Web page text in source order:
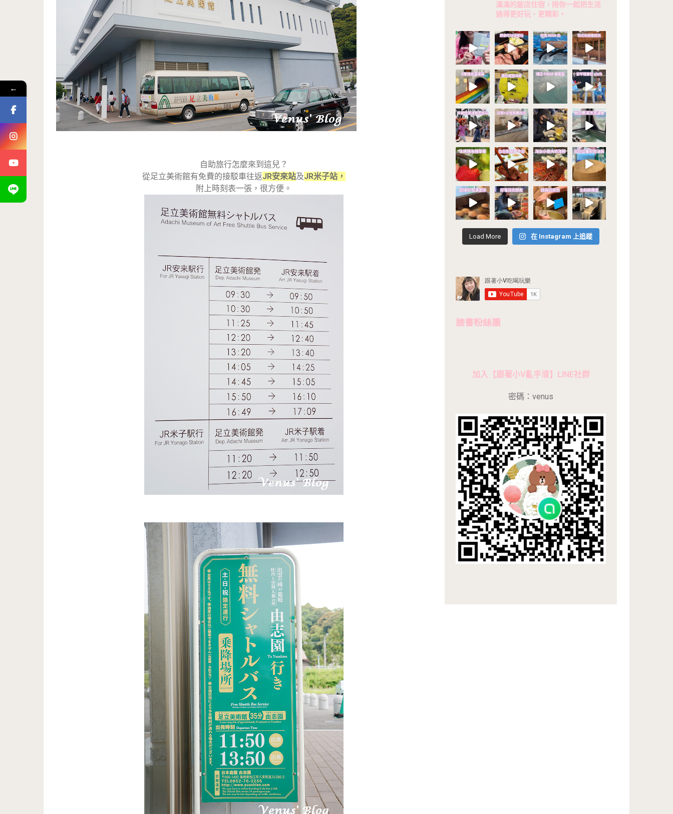
自助旅行怎麼來到這兒？
從足立美術館有免費的接駁車往返JR安來站及JR米子站，
附上時刻表一張，很方便。
滿滿的飯店住宿，陪你一起把生活
過得更好玩、更精彩。
Load More 在 Instagram 上追蹤
臉書粉絲團
加入【跟著小V亂手滑】LINE社群
密碼：venus
←